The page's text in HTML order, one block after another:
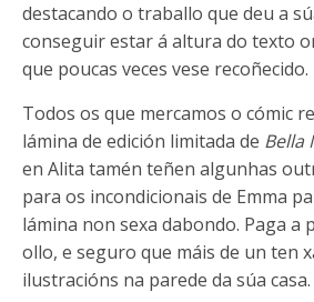
destacando o traballo que deu a
conseguir estar á altura do texto
que poucas veces vese recoñecido.
Todos os que mercamos o cómic
lámina de edición limitada de Bella
en Alita tamén teñen algunhas
para os incondicionais de Emma
lámina non sexa dabondo. Paga a
ollo, e seguro que máis de un ten
ilustracións na parede da súa casa.